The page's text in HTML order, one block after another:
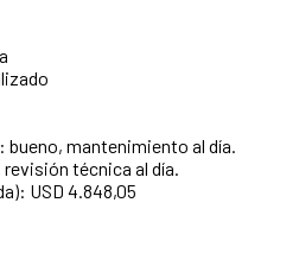
mantenimiento al día.
técnica al día.
USD 4.848,05